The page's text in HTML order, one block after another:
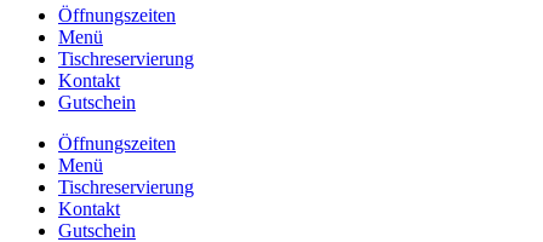
Öffnungszeiten
Menü
Tischreservierung
Kontakt
Gutschein
Öffnungszeiten
Menü
Tischreservierung
Kontakt
Gutschein